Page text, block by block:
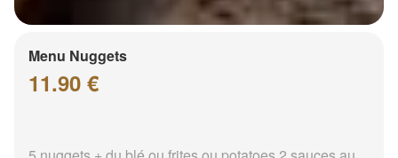
Menu Nuggets
11.90 €